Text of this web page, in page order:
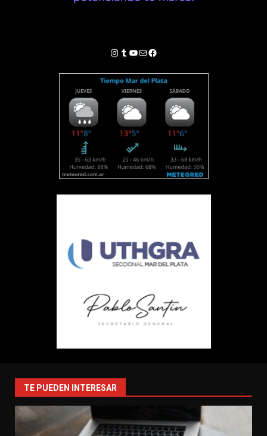
Instagram
Tumblr
YouTube
Correo electrónico
Facebook
TE PUEDEN INTERESAR